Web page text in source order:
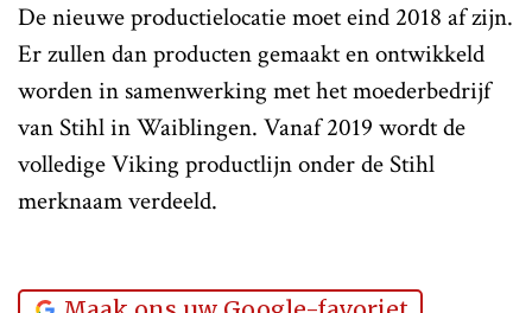
De nieuwe productielocatie moet eind 2018 af zijn.
Er zullen dan producten gemaakt en ontwikkeld
worden in samenwerking met het moederbedrijf
van Stihl in Waiblingen. Vanaf 2019 wordt de
volledige Viking productlijn onder de Stihl
merknaam verdeeld.